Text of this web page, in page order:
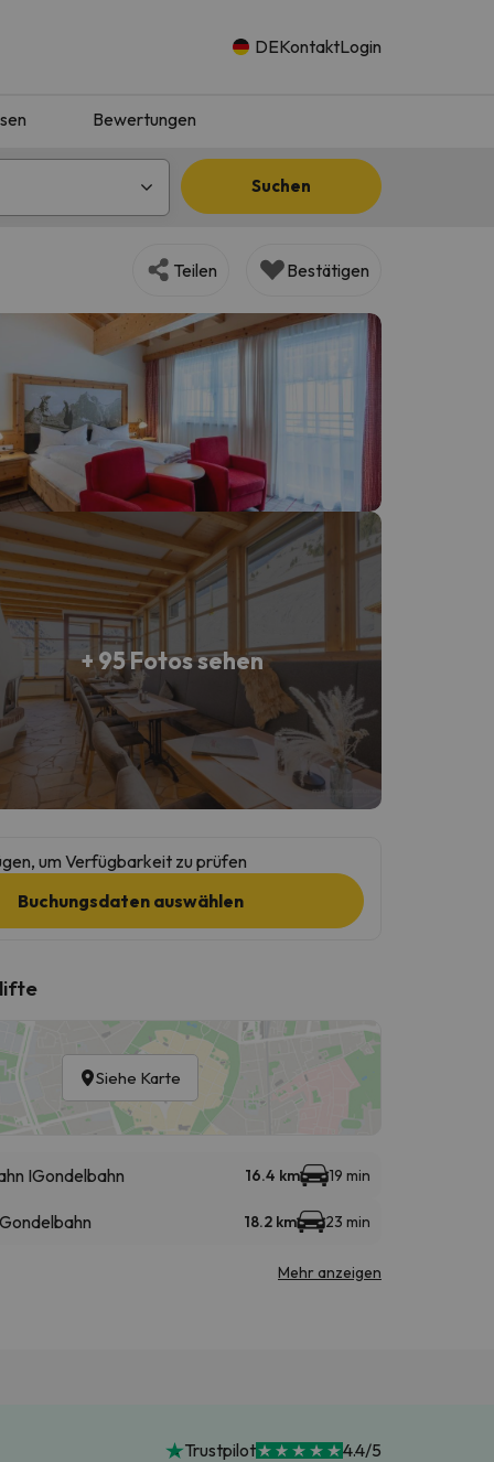
DEKontaktLogin
Bewertungen
Suchen
Teilen Bestätigen
+ 95 Fotos sehen
um Verfügbarkeit zu prüfen
Buchungsdaten auswählen
Siehe Karte
IGondelbahn 16.4 km 19 min
Gondelbahn 18.2 km 23 min
Mehr anzeigen
Trustpilot 4.4/5